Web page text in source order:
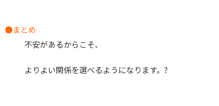
●まとめ
不安があるからこそ、
よりよい関係を選べるようになります。 ?